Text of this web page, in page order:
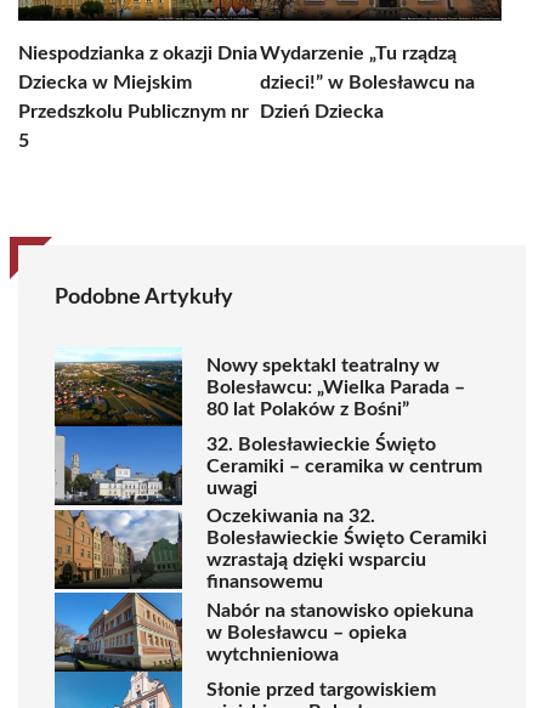
Niespodzianka z okazji Dnia
Dziecka w Miejskim
Przedszkolu Publicznym nr
5
Wydarzenie „Tu rządzą
dzieci!” w Bolesławcu na
Dzień Dziecka
Podobne Artykuły
Nowy spektakl teatralny w
Bolesławcu: „Wielka Parada –
80 lat Polaków z Bośni”
32. Bolesławieckie Święto
Ceramiki – ceramika w centrum
uwagi
Oczekiwania na 32.
Bolesławieckie Święto Ceramiki
wzrastają dzięki wsparciu
finansowemu
Nabór na stanowisko opiekuna
w Bolesławcu – opieka
wytchnieniowa
Słonie przed targowiskiem